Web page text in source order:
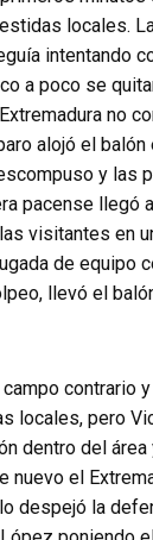
locales.
intentando
a poco se
no
alojó el balón
y las
pacense llegó
visitantes en
de equipo
llevó el
contrario
locales, pero
dentro del área
el
despejó la